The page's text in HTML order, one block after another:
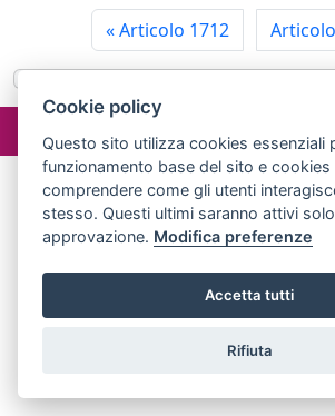
«Articolo 1712
©2024 misterlex.it -
02029690472
Cookie policy
Questo sito utilizza cookies essenziali
funzionamento base del sito e
comprendere come gli utenti
stesso. Questi ultimi saranno attivi
approvazione. Modifica preferenze
Accetta tutti
Rifiuta